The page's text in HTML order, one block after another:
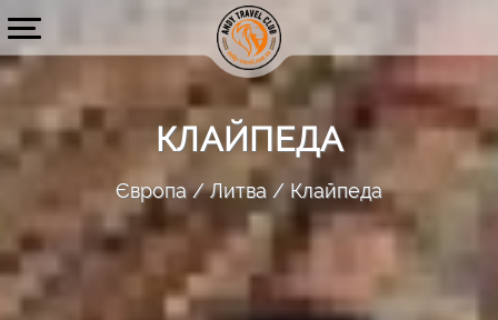
КЛАЙПЕДА
Європа Литва Клайпеда